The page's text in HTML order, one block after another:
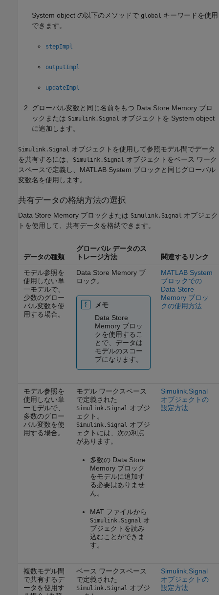
System object の以下のメソッドで global
キーワードを使用
できます。
stepImpl
outputImpl
updateImpl
グローバル変数と同じ名前をもつ Data Store Memory ブロ
ックまたは Simulink.Signal
オブジェクトを System object
に追加します。
Simulink.Signal
オブジェクトを使用して参照モデル間でデータ
を共有するには、
Simulink.Signal
オブジェクトをベース ワーク
スペースで定義し、 MATLAB System ブロックと同じグローバル
変数名を使用します。
共有データの格納方法の選択
Data Store Memory ブロックまたは Simulink.Signal オブジェク
トを使用して、共有データを格納できます。
データの種類
グローバル データのス
トレージ方法
関連するリンク
モデル参照を
使用しない単
一モデルで、
少数のグロー
バル変数を使
用する場合。
Data Store Memoryブ
ロック。
メモ
Data Store
Memoryブロッ
クを使用するこ
とで、データは
モデルのスコー
プになります。
MATLAB System
ブロックでの
Data Store
Memory ブロッ
クの使用方法
モデル参照を
使用しない単
一モデルで、
多数のグロー
バル変数を使
用する場合。
モデル ワークスペース
で定義された
Simulink.Signal オブジ
ェクト。
Simulink.Signal オブジ
ェクトには、次の利点
があります。
多数の Data Store
Memoryブロック
をモデルに追加す
る必要はありませ
ん。
MAT ファイルから
Simulink.Signal オ
ブジェクトを読み
込むことができま
す。
Simulink.Signal
オブジェクトの
設定方法
複数モデル間
で共有するデ
ータを使用す
ベース ワークスペース
で定義された
Simulink.Signal オブジ
Simulink.Signal
オブジェクトの
設定方法